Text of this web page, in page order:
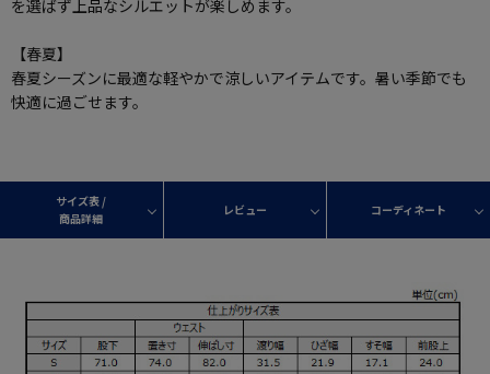
を選ばず上品なシルエットが楽しめます。
【春夏】
春夏シーズンに最適な軽やかで涼しいアイテムです。暑い季節でも
快適に過ごせます。
サイズ表 /
商品詳細
レビュー コーディネート